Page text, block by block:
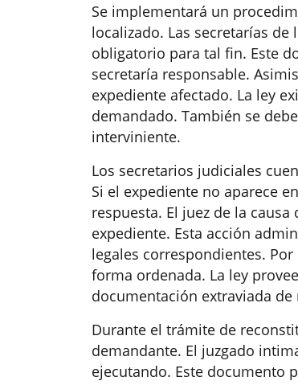
Se implementará un
localizado. Las secretarías
obligatorio para tal fin. Este
secretaría responsable.
expediente afectado. La ley
demandado. También se
interviniente.
Los secretarios judiciales
Si el expediente no aparece
respuesta. El juez de la
expediente. Esta acción
legales correspondientes.
forma ordenada. La ley
documentación extraviada
Durante el trámite de
demandante. El juzgado
ejecutando. Este documento